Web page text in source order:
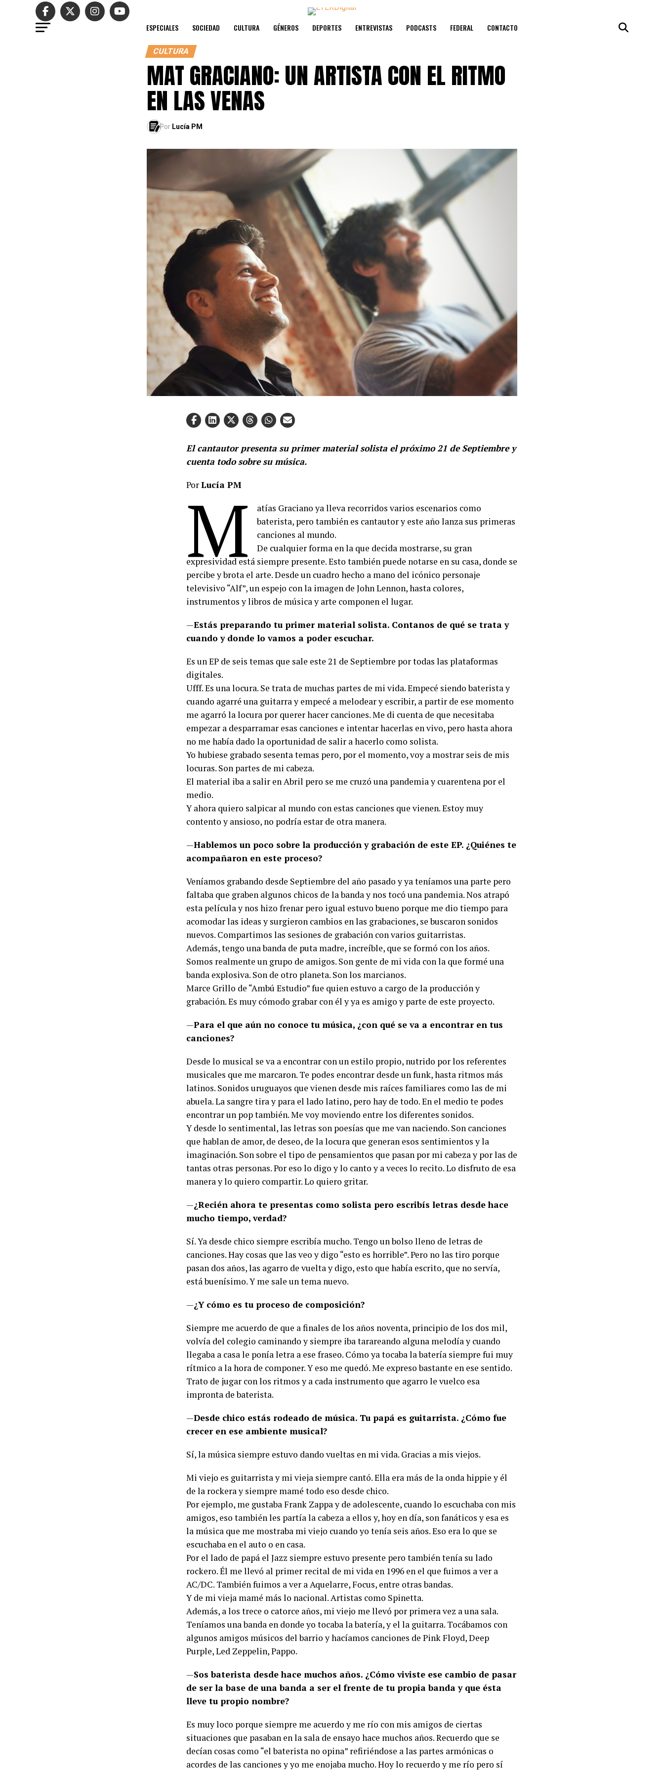
ESPECIALES SOCIEDAD CULTURA GÉNEROS DEPORTES ENTREVISTAS PODCASTS FEDERAL CONTACTO
CULTURA
MAT GRACIANO: UN ARTISTA CON EL RITMO
EN LAS VENAS
Por Lucía PM
El cantautor presenta su primer material solista el próximo 21 de Septiembre y
cuenta todo sobre su música.
PorLucía PM
M
atías Graciano ya lleva recorridos varios escenarios como
baterista, pero también es cantautor y este año lanza sus primeras
canciones al mundo.
De cualquier forma en la que decida mostrarse, su gran
expresividad está siempre presente. Esto también puede notarse en su casa, donde se
percibe y brota el arte. Desde un cuadro hecho a mano del icónico personaje
televisivo “Alf”, un espejo con la imagen de John Lennon, hasta colores,
instrumentos y libros de música y arte componen el lugar.
—Estás preparando tu primer material solista. Contanos de qué se trata y
cuando y donde lo vamos a poder escuchar.
Es un EP de seis temas que sale este 21 de Septiembre por todas las plataformas
digitales.
Ufff. Es una locura. Se trata de muchas partes de mi vida. Empecé siendo baterista y
cuando agarré una guitarra y empecé a melodear y escribir, a partir de ese momento
me agarró la locura por querer hacer canciones. Me di cuenta de que necesitaba
empezar a desparramar esas canciones e intentar hacerlas en vivo, pero hasta ahora
no me había dado la oportunidad de salir a hacerlo como solista.
Yo hubiese grabado sesenta temas pero, por el momento, voy a mostrar seis de mis
locuras. Son partes de mi cabeza.
El material iba a salir en Abril pero se me cruzó una pandemia y cuarentena por el
medio.
Y ahora quiero salpicar al mundo con estas canciones que vienen. Estoy muy
contento y ansioso, no podría estar de otra manera.
—Hablemos un poco sobre la producción y grabación de este EP. ¿Quiénes te
acompañaron en este proceso?
Veníamos grabando desde Septiembre del año pasado y ya teníamos una parte pero
faltaba que graben algunos chicos de la banda y nos tocó una pandemia. Nos atrapó
esta película y nos hizo frenar pero igual estuvo bueno porque me dio tiempo para
acomodar las ideas y surgieron cambios en las grabaciones, se buscaron sonidos
nuevos. Compartimos las sesiones de grabación con varios guitarristas.
Además, tengo una banda de puta madre, increíble, que se formó con los años.
Somos realmente un grupo de amigos. Son gente de mi vida con la que formé una
banda explosiva. Son de otro planeta. Son los marcianos.
Marce Grillo de “Ambú Estudio” fue quien estuvo a cargo de la producción y
grabación. Es muy cómodo grabar con él y ya es amigo y parte de este proyecto.
—Para el que aún no conoce tu música, ¿con qué se va a encontrar en tus
canciones?
Desde lo musical se va a encontrar con un estilo propio, nutrido por los referentes
musicales que me marcaron. Te podes encontrar desde un funk, hasta ritmos más
latinos. Sonidos uruguayos que vienen desde mis raíces familiares como las de mi
abuela. La sangre tira y para el lado latino, pero hay de todo. En el medio te podes
encontrar un pop también. Me voy moviendo entre los diferentes sonidos.
Y desde lo sentimental, las letras son poesías que me van naciendo. Son canciones
que hablan de amor, de deseo, de la locura que generan esos sentimientos y la
imaginación. Son sobre el tipo de pensamientos que pasan por mi cabeza y por las de
tantas otras personas. Por eso lo digo y lo canto y a veces lo recito. Lo disfruto de esa
manera y lo quiero compartir. Lo quiero gritar.
—¿Recién ahora te presentas como solista pero escribís letras desde hace
mucho tiempo, verdad?
Sí. Ya desde chico siempre escribía mucho. Tengo un bolso lleno de letras de
canciones. Hay cosas que las veo y digo “esto es horrible”. Pero no las tiro porque
pasan dos años, las agarro de vuelta y digo, esto que había escrito, que no servía,
está buenísimo. Y me sale un tema nuevo.
—¿Y cómo es tu proceso de composición?
Siempre me acuerdo de que a finales de los años noventa, principio de los dos mil,
volvía del colegio caminando y siempre iba tarareando alguna melodía y cuando
llegaba a casa le ponía letra a ese fraseo. Cómo ya tocaba la batería siempre fui muy
rítmico a la hora de componer. Y eso me quedó. Me expreso bastante en ese sentido.
Trato de jugar con los ritmos y a cada instrumento que agarro le vuelco esa
impronta de baterista.
—Desde chico estás rodeado de música. Tu papá es guitarrista. ¿Cómo fue
crecer en ese ambiente musical?
Sí, la música siempre estuvo dando vueltas en mi vida. Gracias a mis viejos.
Mi viejo es guitarrista y mi vieja siempre cantó. Ella era más de la onda hippie y él
de la rockera y siempre mamé todo eso desde chico.
Por ejemplo, me gustaba Frank Zappa y de adolescente, cuando lo escuchaba con mis
amigos, eso también les partía la cabeza a ellos y, hoy en día, son fanáticos y esa es
la música que me mostraba mi viejo cuando yo tenía seis años. Eso era lo que se
escuchaba en el auto o en casa.
Por el lado de papá el Jazz siempre estuvo presente pero también tenía su lado
rockero. Él me llevó al primer recital de mi vida en 1996 en el que fuimos a ver a
AC/DC. También fuimos a ver a Aquelarre, Focus, entre otras bandas.
Y de mi vieja mamé más lo nacional. Artistas como Spinetta.
Además, a los trece o catorce años, mi viejo me llevó por primera vez a una sala.
Teníamos una banda en donde yo tocaba la batería, y el la guitarra. Tocábamos con
algunos amigos músicos del barrio y hacíamos canciones de Pink Floyd, Deep
Purple, Led Zeppelin, Pappo.
—Sos baterista desde hace muchos años. ¿Cómo viviste ese cambio de pasar
de ser la base de una banda a ser el frente de tu propia banda y que ésta
lleve tu propio nombre?
Es muy loco porque siempre me acuerdo y me río con mis amigos de ciertas
situaciones que pasaban en la sala de ensayo hace muchos años. Recuerdo que se
decían cosas como “el baterista no opina” refiriéndose a las partes armónicas o
acordes de las canciones y yo me enojaba mucho. Hoy lo recuerdo y me río pero sí